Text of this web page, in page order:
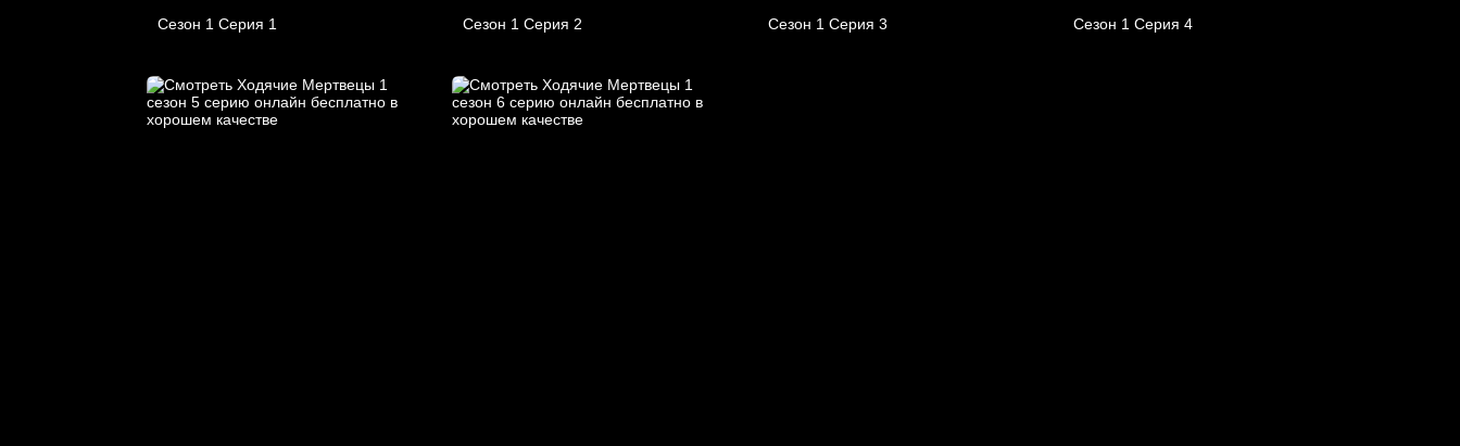
Сезон 1 Серия 1 Сезон 1 Серия 2 Сезон 1 Серия 3 Сезон 1 Серия 4